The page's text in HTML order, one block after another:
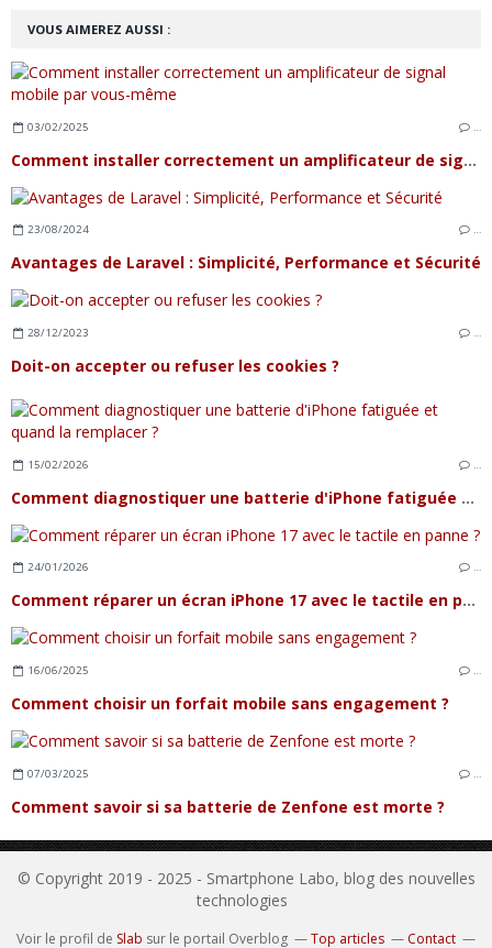
VOUS AIMEREZ AUSSI :
03/02/2025 …
Comment installer correctement un amplificateur de signal mobile par vous-même
23/08/2024 …
Avantages de Laravel : Simplicité, Performance et Sécurité
28/12/2023 …
Doit-on accepter ou refuser les cookies ?
15/02/2026 …
Comment diagnostiquer une batterie d'iPhone fatiguée et quand la remplacer ?
24/01/2026 …
Comment réparer un écran iPhone 17 avec le tactile en panne ?
16/06/2025 …
Comment choisir un forfait mobile sans engagement ?
07/03/2025
Comment savoir si sa batterie de Zenfone est morte ?
© Copyright 2019 - 2025 - Smartphone Labo, blog des nouvelles
technologies
Voir le profil de Slab sur le portail Overblog Top articles Contact